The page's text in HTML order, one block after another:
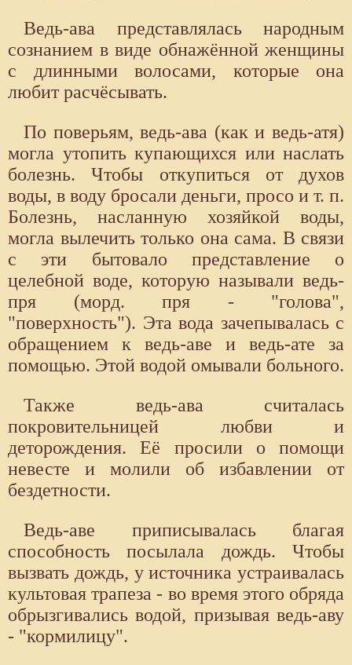
Ведь-ава представлялась народным
сознанием в виде обнажённой женщины
с длинными волосами, которые она
любит расчёсывать.
По поверьям, ведь-ава (как и ведь-атя)
могла утопить купающихся или наслать
болезнь. Чтобы откупиться от духов
воды, в воду бросали деньги, просо и т. п.
Болезнь, насланную хозяйкой воды,
могла вылечить только она сама. В связи
с эти бытовало представление о
целебной воде, которую называли ведь-
пря (морд. пря - "голова",
"поверхность"). Эта вода зачепывалась с
обращением к ведь-аве и ведь-ате за
помощью. Этой водой омывали больного.
Также ведь-ава считалась
покровительницей любви и
деторождения. Её просили о помощи
невесте и молили об избавлении от
бездетности.
Ведь-аве приписывалась благая
способность посылала дождь. Чтобы
вызвать дождь, у источника устраивалась
культовая трапеза - во время этого обряда
обрызгивались водой, призывая ведь-аву
- "кормилицу".